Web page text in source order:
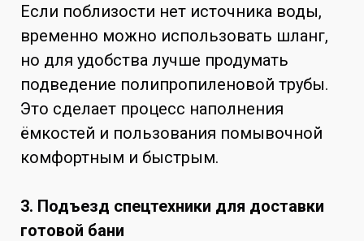
Если поблизости нет источника воды,
временно можно использовать шланг,
но для удобства лучше продумать
подведение полипропиленовой трубы.
Это сделает процесс наполнения
ёмкостей и пользования помывочной
комфортным и быстрым.
3. Подъезд спецтехники для доставки
готовой бани